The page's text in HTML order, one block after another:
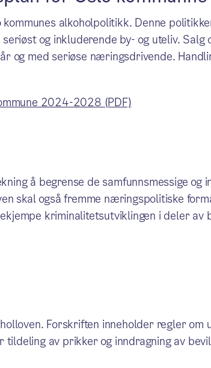
alkoholpolitikk. Denne
og inkluderende by- og uteliv. Salg
og med seriøse næringsdrivende.
2024-2028 (PDF)
å begrense de samfunnsmessige og
skal også fremme næringspolitiske
kriminalitetsutviklingen i deler av
Forskriften inneholder regler om
av prikker og inndragning av